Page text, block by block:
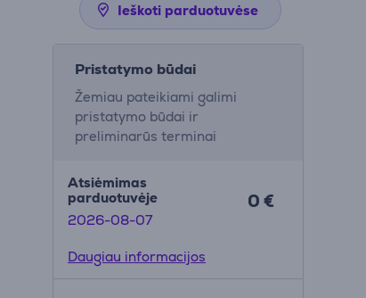
Ieškoti parduotuvėse
Pristatymo būdai
Žemiau pateikiami galimi
pristatymo būdai ir
preliminarūs terminai
Atsiėmimas
parduotuvėje
2026-08-07
0 €
Daugiau informacijos